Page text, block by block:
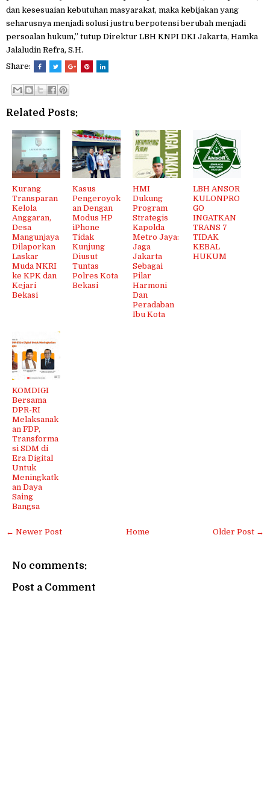
dan kesesuaian kebutuhan masyarakat, maka kebijakan yang
seharusnya menjadi solusi justru berpotensi berubah menjadi
persoalan hukum,” tutup Direktur LBH KNPI DKI Jakarta, Hamka
Jalaludin Refra, S.H.
Share:
Related Posts:
Kurang
Transparan
Kelola
Anggaran,
Desa
Mangunjaya
Dilaporkan
Laskar
Muda NKRI
ke KPK dan
Kejari
Bekasi
Kasus
Pengeroyok
an Dengan
Modus HP
iPhone
Tidak
Kunjung
Diusut
Tuntas
Polres Kota
Bekasi
HMI
Dukung
Program
Strategis
Kapolda
Metro Jaya:
Jaga
Jakarta
Sebagai
Pilar
Harmoni
Dan
Peradaban
Ibu Kota
LBH ANSOR
KULONPRO
GO
INGATKAN
TRANS 7
TIDAK
KEBAL
HUKUM
KOMDIGI
Bersama
DPR-RI
Melaksanak
an FDP,
Transforma
si SDM di
Era Digital
Untuk
Meningkatk
an Daya
Saing
Bangsa
← Newer Post Older Post →
Home
No comments:
Post a Comment